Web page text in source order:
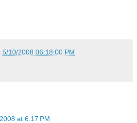
5/10/2008 06:18:00 PM
at 6:17 PM